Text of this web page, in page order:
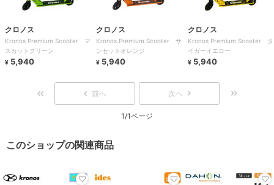
クロノス
Kronos Premium Scooter マ
スカットグリーン
¥ 5,940
クロノス
Kronos Premium Scooter サ
ンセットオレンジ
¥ 5,940
クロノス
Kronos Premium Scooter タ
イガーイエロー
¥ 5,940
前へ 次へ
1/1ページ
このショップの関連商品